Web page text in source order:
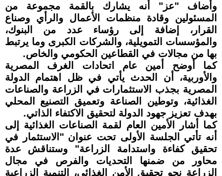
وأضاف "عز" أنه يشارك بالقمة مجموعة من
المسئولين وقادة منظمات الأعمال والرأي وصناع
القرار، إضافة إلى رؤساء عدد من البنوك،
والمؤسسات التمويلية، والشركات الكبرى وما يرتبط
بها من مجالات في القطاعين الحكومي والخاص.
كما أوضح أمين عام اتحادات الغرف المصرية
والأوربية، أن الحدث يأتي في ظل اهتمام الدولة
المصرية بجذب الاستثمارات في الزراعة والصناعات
الغذائية، وتوطين الصناعة وتعميق التصنيع المحلي
بهدف تعزيز جهود الدولة لتحقيق الاكتفاء الذاتي.
كما أشار الأمين العام لقمة الصناعات الغذائية إلى
أنه تأتي الجلسة الأولى تحت عنوان "الاستثمار في
تحقيق كفاءة واستدامة الزراعة" وستناقش عدة
محاور من ضمنها التحديات والفرص في مجال
الزراعة نحو تحقيق الأمن الغذائي، التنمية الزراعية